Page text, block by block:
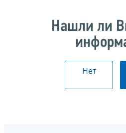
Нашли ли
Нет